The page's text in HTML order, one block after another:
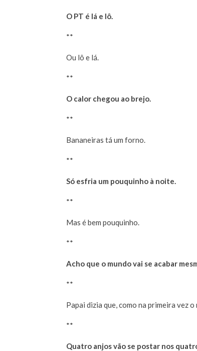
O PT é lá e lô.
**
Ou lô e lá.
**
O calor chegou ao brejo.
**
Bananeiras tá um forno.
**
Só esfria um pouquinho à noite.
**
Mas é bem pouquinho.
**
Acho que o mundo vai se acabar
**
Papai dizia que, como na primeira vez
**
Quatro anjos vão se postar nos